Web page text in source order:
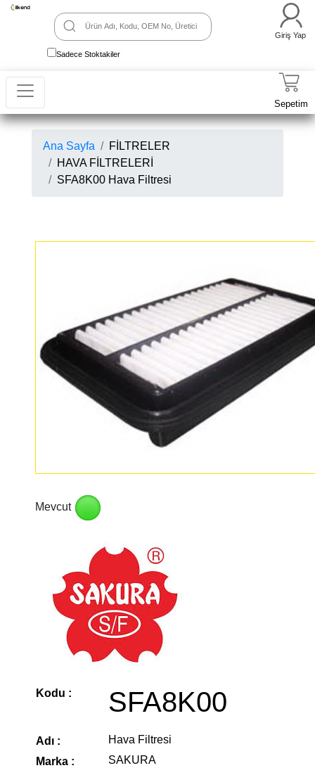
Sadece Stoktakiler
Giriş Yap
Sepetim
Ana Sayfa
FİLTRELER
HAVA FİLTRELERİ
SFA8K00 Hava Filtresi
Mevcut
Kodu : SFA8K00
Adı :
Hava Filtresi
Marka :
SAKURA